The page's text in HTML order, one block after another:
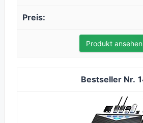
Produkt ansehen